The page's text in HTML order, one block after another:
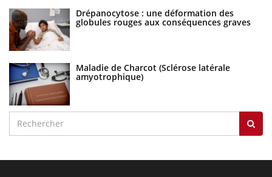
Drépanocytose : une déformation des
globules rouges aux conséquences graves
Maladie de Charcot (Sclérose latérale
amyotrophique)